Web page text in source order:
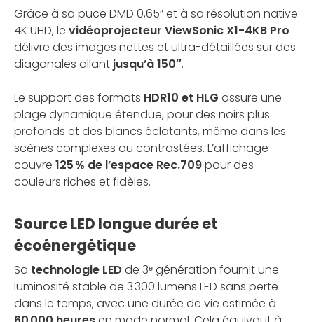
Grâce à sa puce DMD 0,65” et à sa résolution native
4K UHD, le vidéoprojecteur ViewSonic X1-4KB Pro
délivre des images nettes et ultra-détaillées sur des
diagonales allant jusqu’à 150″.
Le support des formats HDR10 et HLG assure une
plage dynamique étendue, pour des noirs plus
profonds et des blancs éclatants, même dans les
scènes complexes ou contrastées. L’affichage
couvre 125 % de l’espace Rec.709pour des
couleurs riches et fidèles.
Source LED longue durée et
écoénergétique
Sa technologie LED de 3ᵉ génération fournit une
luminosité stable de 3 300 lumens LED sans perte
dans le temps, avec une durée de vie estimée à